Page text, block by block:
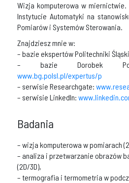
Wizja komputerowa w
Instytucie Automatyki na
Pomiarów i Systemów Sterowania.
Znajdziesz mnie w:
– bazie ekspertów Politechniki
– bazie Dorobek
www.bg.polsl.pl/expertus/p
– serwisie Researchgate:
– serwisie LinkedIn:
Badania
– wizja komputerowa w pomiarach
– analiza i przetwarzanie obrazów
(2D/3D),
– termografia i termometria w